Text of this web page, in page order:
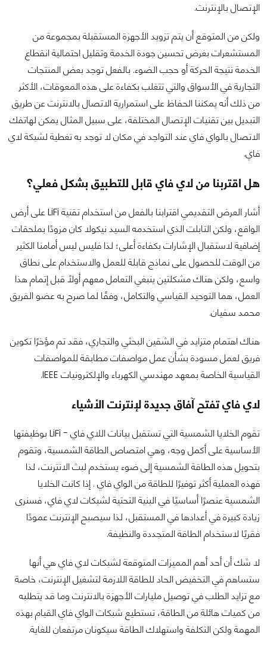
الإتصال بالإنترنت.
ولكن من المتوقع أن يتم تزويد الأجهزة المستقبلة بمجموعة من
المستشعرات بغرض تحسين جودة الخدمة وتقليل احتمالية انقطاع
الخدمة نتيجة الحركة أو حجب الضوء. بالفعل توجد بعض المنتجات
التجارية في الأسواق والتي تتغلب بكفاءة على هذه المعوقات، الأكثر
من ذلك أنه يمكننا الحفاظ على استمرارية الاتصال بالانترنت عن طريق
التبديل بين تقنيات الإتصال المختلفة، على سبيل المثال يمكن لهاتفك
الاتصال بالواي فاي عند التواجد في مكان لا توجد به تغطية لشبكة لاي
فاي.
هل اقتربنا من لاي فاي قابل للتطبيق بشكل فعلي؟
أشار العرض التقديمي اقترابنا بالفعل من استخدام تقنية LiFi على أرض
الواقع، ولكن التابلت الذي استخدمه السيد نيكولا كان مزودًا بملحقات
إضافية لاستقبال الإشارات بكفاءة أعلى؛ لذا فليس ليس أمامنا الكثير
من الوقت للحصول على نماذج قابلة للعمل والاستخدام على نطاق
واسع، ولكن هناك مشكلتين ينبغي التعامل معهم أولًا قبل إتمام هذا
العمل، هما التوحيد القياسي والتكامل، وفقًا لما صرح به عضو الفريق
محمد سفيان.
هناك اهتمام متزايد في الشقين البحثي والتجاري، فقد تم مؤخرًا تكوين
فريق لعمل مسودة بشأن عمل مواصفات مطابقة للمواصفات
القياسية الخاصة بمعهد مهندسي الكهرباء والإلكترونيات IEEE.
لاي فاي تفتح آفاق جديدة لإنترنت الأشياء
تقوم الخلايا الشمسية التي تستقبل بيانات اللاي فاي - LiFi بوظيفتها
الأساسية على أكمل وجه، وهي امتصاص الطاقة الشمسية، وتقوم
بتحويل هذه الطاقة الشمسية إلى ضوء يستخدم لبث الانترنت، لذا
فهذه العملية أكثر توفيرًا للطاقة من الواي فاي . إذا كانت الخلايا
الشمسية عنصرًا أساسيًا في البنية التحتية لشبكات لاي فاي، فسنرى
زيادة كبيرة في أعدادها في المستقبل، لذا سيصبح الإنترنت عمودًا
فقريًا لاستخدام الطاقة المتجددة والنظيفة.
لا شك أن أحد أهم المميزات المتوقعة لشبكات لاي فاي هي أنها
ستساهم في التخفيض الحاد للطاقة اللازمة لتشغيل الإنترنت، خاصة
مع تزايد الطلب في توصيل مليارات الأجهزة بالانترنت وما قد يتطلبه
من كميات هائلة من الطاقة، تستطيع شبكات الواي فاي القيام بهذه
المهمة ولكن التكلفة واستهلاك الطاقة سيكونان مرتفعان للغاية.